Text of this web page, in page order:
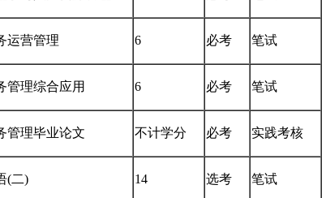
运营管理 6 必考 笔试
管理综合应用 6 必考 笔试
管理毕业论文 不计学分 必考 实践考核
(二) 14 选考 笔试